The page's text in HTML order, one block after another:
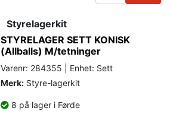
Styrelagerkit
STYRELAGER SETT KONISK
(Allballs) M/tetninger
Varenr: 284355 | Enhet: Sett
Merk: Styre-lagerkit
8 på lager i Førde